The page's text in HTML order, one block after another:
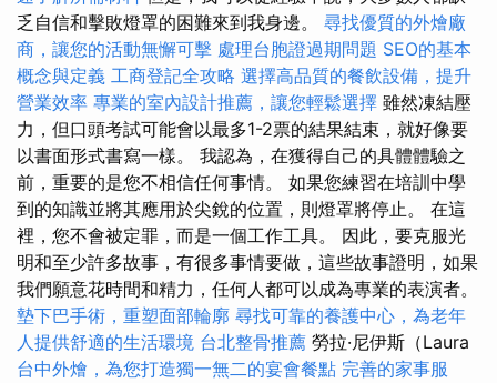
乏自信和擊敗燈罩的困難來到我身邊。 尋找優質的外燴廠
商，讓您的活動無懈可擊 處理台胞證過期問題 SEO的基本
概念與定義 工商登記全攻略 選擇高品質的餐飲設備，提升
營業效率 專業的室內設計推薦，讓您輕鬆選擇 雖然凍結壓
力，但口頭考試可能會以最多1-2票的結果結束，就好像要
以書面形式書寫一樣。 我認為，在獲得自己的具體體驗之
前，重要的是您不相信任何事情。 如果您練習在培訓中學
到的知識並將其應用於尖銳的位置，則燈罩將停止。 在這
裡，您不會被定罪，而是一個工作工具。 因此，要克服光
明和至少許多故事，有很多事情要做，這些故事證明，如果
我們願意花時間和精力，任何人都可以成為專業的表演者。
墊下巴手術，重塑面部輪廓 尋找可靠的養護中心，為老年
人提供舒適的生活環境 台北整骨推薦 勞拉·尼伊斯（Laura
台中外燴，為您打造獨一無二的宴會餐點 完善的家事服